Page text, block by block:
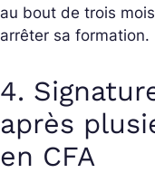
au bout de trois
arrêter sa formation.
4.
après
en CFA